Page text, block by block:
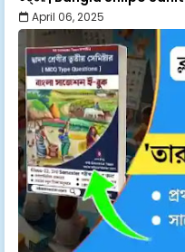
April 06, 2025